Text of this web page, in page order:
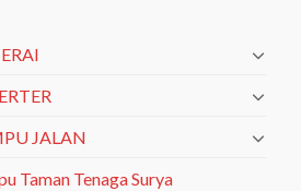
JALAN
Taman Tenaga Surya